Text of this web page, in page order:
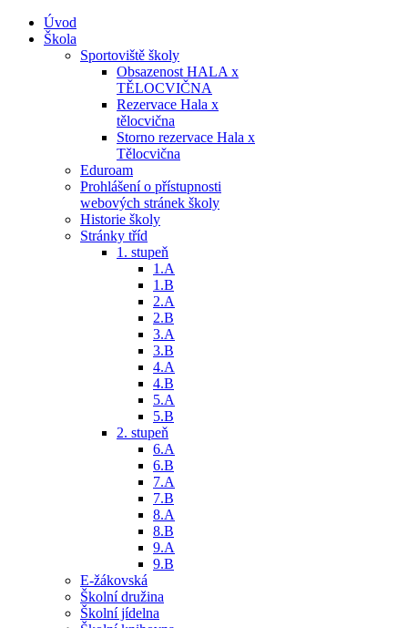
Úvod
Škola
Sportoviště školy
Obsazenost HALA x
TĚLOCVIČNA
Rezervace Hala x
tělocvična
Storno rezervace Hala x
Tělocvična
Eduroam
Prohlášení o přístupnosti
webových stránek školy
Historie školy
Stránky tříd
1. stupeň
1.A
1.B
2.A
2.B
3.A
3.B
4.A
4.B
5.A
5.B
2. stupeň
6.A
6.B
7.A
7.B
8.A
8.B
9.A
9.B
E-žákovská
Školní družina
Školní jídelna